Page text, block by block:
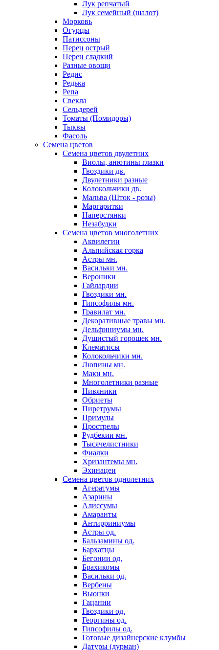
Лук репчатый
Лук семейный (шалот)
Морковь
Огурцы
Патиссоны
Перец острый
Перец сладкий
Разные овощи
Редис
Редька
Репа
Свекла
Сельдерей
Томаты (Помидоры)
Тыквы
Фасоль
Семена цветов
Семена цветов двулетних
Виолы, анютины глазки
Гвоздики дв.
Двулетники разные
Колокольчики дв.
Мальва (Шток - розы)
Маргаритки
Наперстянки
Незабудки
Семена цветов многолетних
Аквилегии
Альпийская горка
Астры мн.
Васильки мн.
Вероники
Гайлардии
Гвоздики мн.
Гипсофилы мн.
Гравилат мн.
Декоративные травы мн.
Дельфиниумы мн.
Душистый горошек мн.
Клематисы
Колокольчики мн.
Люпины мн.
Маки мн.
Многолетники разные
Нивяники
Обриеты
Пиретрумы
Примулы
Прострелы
Рудбекии мн.
Тысячелистники
Фиалки
Хризантемы мн.
Эхинацеи
Семена цветов однолетних
Агератумы
Азарины
Алиссумы
Амаранты
Антирриниумы
Астры од.
Бальзамины од.
Бархатцы
Бегонии од.
Брахикомы
Васильки од.
Вербены
Вьюнки
Гацании
Гвоздики од.
Георгины од.
Гипсофилы од.
Готовые дизайнерские клумбы
Датуры (дурман)